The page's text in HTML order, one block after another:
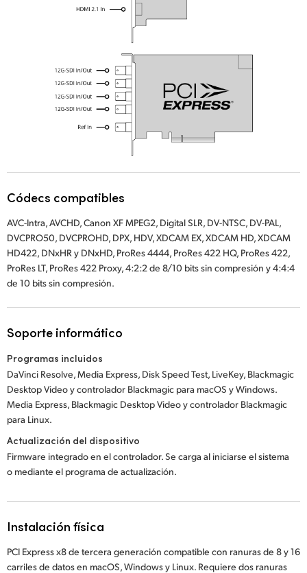
Códecs compatibles
AVC-Intra, AVCHD, Canon XF MPEG2, Digital SLR, DV-NTSC, DV-PAL,
DVCPRO50, DVCPROHD, DPX, HDV, XDCAM EX, XDCAM HD, XDCAM
HD422, DNxHR y DNxHD, ProRes 4444, ProRes 422 HQ, ProRes 422,
ProRes LT, ProRes 422 Proxy, 4:2:2 de 8/10 bits sin compresión y 4:4:4
de 10 bits sin compresión.
Soporte informático
Programas incluidos
DaVinci Resolve, Media Express, Disk Speed Test, LiveKey, Blackmagic
Desktop Video y controlador Blackmagic para macOS y Windows.
Media Express, Blackmagic Desktop Video y controlador Blackmagic
para Linux.
Actualización del dispositivo
Firmware integrado en el controlador. Se carga al iniciarse el sistema
o mediante el programa de actualización.
Instalación física
PCI Express x8 de tercera generación compatible con ranuras de 8 y 16
carriles de datos en macOS, Windows y Linux. Requiere dos ranuras